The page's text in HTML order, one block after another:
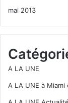
mai 2013
A LA UNE
A LA UNE à